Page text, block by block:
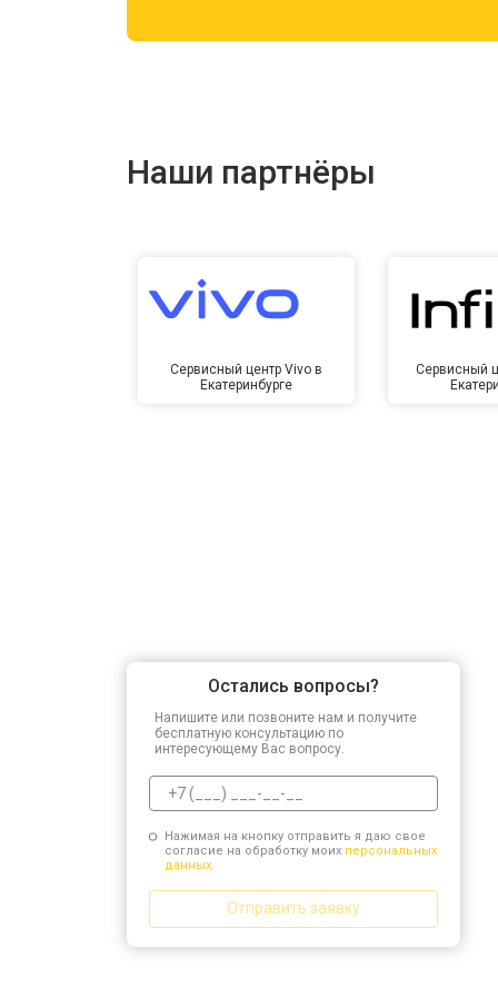
Наши партнёры
Сервисный центр Vivo в
Екатеринбурге
Сервисный
Остались вопросы?
Напишите или позвоните нам и получите
бесплатную консультацию по
интересующему Вас вопросу.
Нажимая на кнопку отправить я даю свое
согласие на обработку моих персональных
данных.
Отправить заявку